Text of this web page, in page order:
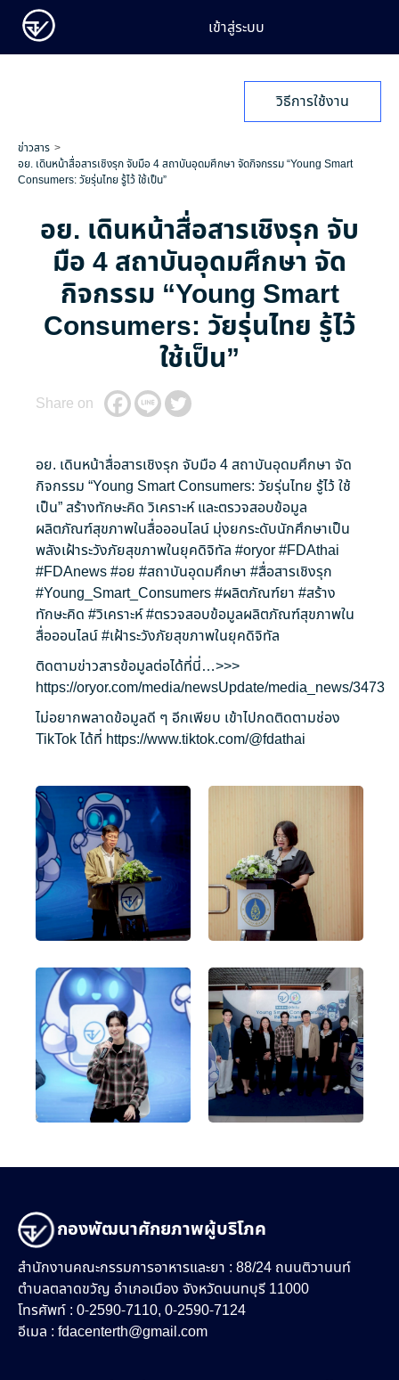
เข้าสู่ระบบ
วิธีการใช้งาน
ข่าวสาร
อย. เดินหน้าสื่อสารเชิงรุก จับมือ 4 สถาบันอุดมศึกษา จัดกิจกรรม “Young Smart
Consumers: วัยรุ่นไทย รู้ไว้ ใช้เป็น”
อย. เดินหน้าสื่อสารเชิงรุก จับ
มือ 4 สถาบันอุดมศึกษา จัด
กิจกรรม “Young Smart
Consumers: วัยรุ่นไทย รู้ไว้
ใช้เป็น”
Share on
อย. เดินหน้าสื่อสารเชิงรุก จับมือ 4 สถาบันอุดมศึกษา จัด
กิจกรรม “Young Smart Consumers: วัยรุ่นไทย รู้ไว้ ใช้
เป็น” สร้างทักษะคิด วิเคราะห์ และตรวจสอบข้อมูล
ผลิตภัณฑ์สุขภาพในสื่อออนไลน์ มุ่งยกระดับนักศึกษาเป็น
พลังเฝ้าระวังภัยสุขภาพในยุคดิจิทัล #oryor#FDAthai
#FDAnews#อย #สถาบันอุดมศึกษา #สื่อสารเชิงรุก
#Young_Smart_Consumers#ผลิตภัณฑ์ยา #สร้าง
ทักษะคิด #วิเคราะห์#ตรวจสอบข้อมูลผลิตภัณฑ์สุขภาพใน
สื่อออนไลน์#เฝ้าระวังภัยสุขภาพในยุคดิจิทัล
ติดตามข่าวสารข้อมูลต่อได้ที่นี่…>>>
https://oryor.com/media/newsUpdate/media_news/3473
ไม่อยากพลาดข้อมูลดี ๆ อีกเพียบ เข้าไปกดติดตามช่อง
TikTok ได้ที่ https://www.tiktok.com/@fdathai
กองพัฒนาศักยภาพผู้บริโภค
สำนักงานคณะกรรมการอาหารและยา : 88/24 ถนนติวานนท์
ตำบลตลาดขวัญ อำเภอเมือง จังหวัดนนทบุรี 11000
โทรศัพท์ : 0-2590-7110, 0-2590-7124
อีเมล : fdacenterth@gmail.com